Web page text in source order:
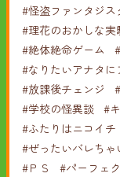
#怪盗ファンタジス
#理花のおかしな実
#絶体絶命ゲーム
#なりたいアナタに
#放課後チェンジ
#学校の怪異談 #
#ふたりはニコイチ
#ぜったいバレちゃ
#ＰＳ
#パーフェ